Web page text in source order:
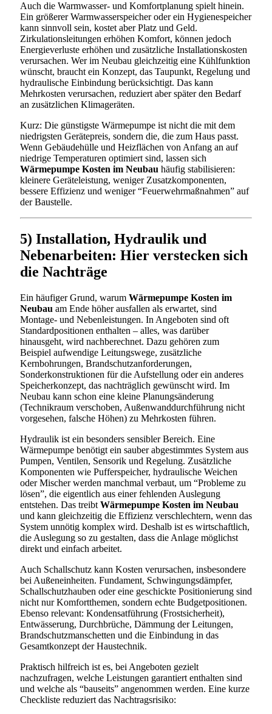
Auch die Warmwasser- und Komfortplanung spielt hinein.
Ein größerer Warmwasserspeicher oder ein Hygienespeicher
kann sinnvoll sein, kostet aber Platz und Geld.
Zirkulationsleitungen erhöhen Komfort, können jedoch
Energieverluste erhöhen und zusätzliche Installationskosten
verursachen. Wer im Neubau gleichzeitig eine Kühlfunktion
wünscht, braucht ein Konzept, das Taupunkt, Regelung und
hydraulische Einbindung berücksichtigt. Das kann
Mehrkosten verursachen, reduziert aber später den Bedarf
an zusätzlichen Klimageräten.
Kurz: Die günstigste Wärmepumpe ist nicht die mit dem
niedrigsten Gerätepreis, sondern die, die zum Haus passt.
Wenn Gebäudehülle und Heizflächen von Anfang an auf
niedrige Temperaturen optimiert sind, lassen sich
Wärmepumpe Kosten im Neubau häufig stabilisieren:
kleinere Geräteleistung, weniger Zusatzkomponenten,
bessere Effizienz und weniger “Feuerwehrmaßnahmen” auf
der Baustelle.
5) Installation, Hydraulik und
Nebenarbeiten: Hier verstecken sich
die Nachträge
Ein häufiger Grund, warum Wärmepumpe Kosten im
Neubau am Ende höher ausfallen als erwartet, sind
Montage- und Nebenleistungen. In Angeboten sind oft
Standardpositionen enthalten – alles, was darüber
hinausgeht, wird nachberechnet. Dazu gehören zum
Beispiel aufwendige Leitungswege, zusätzliche
Kernbohrungen, Brandschutzanforderungen,
Sonderkonstruktionen für die Aufstellung oder ein anderes
Speicherkonzept, das nachträglich gewünscht wird. Im
Neubau kann schon eine kleine Planungsänderung
(Technikraum verschoben, Außenwanddurchführung nicht
vorgesehen, falsche Höhen) zu Mehrkosten führen.
Hydraulik ist ein besonders sensibler Bereich. Eine
Wärmepumpe benötigt ein sauber abgestimmtes System aus
Pumpen, Ventilen, Sensorik und Regelung. Zusätzliche
Komponenten wie Pufferspeicher, hydraulische Weichen
oder Mischer werden manchmal verbaut, um “Probleme zu
lösen”, die eigentlich aus einer fehlenden Auslegung
entstehen. Das treibt Wärmepumpe Kosten im Neubau
und kann gleichzeitig die Effizienz verschlechtern, wenn das
System unnötig komplex wird. Deshalb ist es wirtschaftlich,
die Auslegung so zu gestalten, dass die Anlage möglichst
direkt und einfach arbeitet.
Auch Schallschutz kann Kosten verursachen, insbesondere
bei Außeneinheiten. Fundament, Schwingungsdämpfer,
Schallschutzhauben oder eine geschickte Positionierung sind
nicht nur Komfortthemen, sondern echte Budgetpositionen.
Ebenso relevant: Kondensatführung (Frostsicherheit),
Entwässerung, Durchbrüche, Dämmung der Leitungen,
Brandschutzmanschetten und die Einbindung in das
Gesamtkonzept der Haustechnik.
Praktisch hilfreich ist es, bei Angeboten gezielt
nachzufragen, welche Leistungen garantiert enthalten sind
und welche als “bauseits” angenommen werden. Eine kurze
Checkliste reduziert das Nachtragsrisiko: